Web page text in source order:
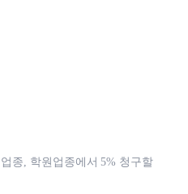
종, 학원업종에서 5% 청구할